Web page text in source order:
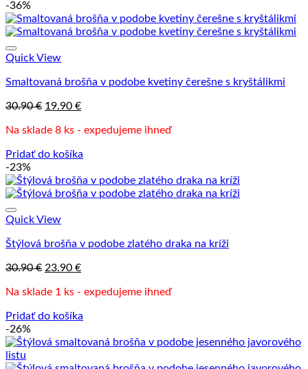
-36%
Quick View
Smaltovaná brošňa v podobe kvetiny čerešne s kryštálikmi
30.90€ Pôvodná
bola:
19.90 €Aktuálna
je:
Na sklade 8 ks - expedujeme ihneď
Pridať do košíka
-23%
Quick View
Štýlová brošňa v podobe zlatého draka na kríži
30.90€ Pôvodná
bola:
23.90 €Aktuálna
je:
Na sklade 1 ks - expedujeme ihneď
Pridať do košíka
-26%